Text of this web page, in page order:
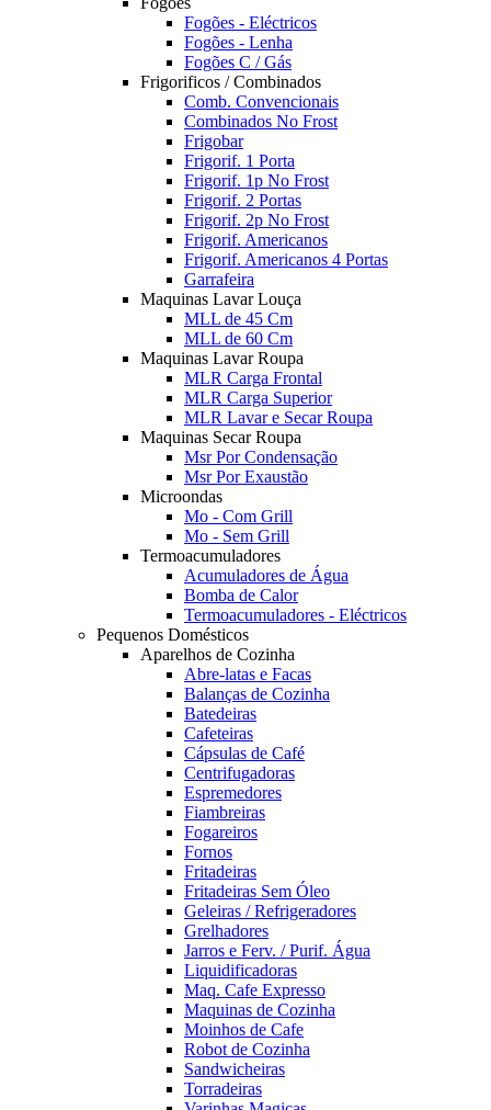
Fogões - Eléctricos
Fogões - Lenha
Fogões C / Gás
Frigorificos / Combinados
Comb. Convencionais
Combinados No Frost
Frigobar
Frigorif. 1 Porta
Frigorif. 1p No Frost
Frigorif. 2 Portas
Frigorif. 2p No Frost
Frigorif. Americanos
Frigorif. Americanos 4 Portas
Garrafeira
Maquinas Lavar Louça
MLL de 45 Cm
MLL de 60 Cm
Maquinas Lavar Roupa
MLR Carga Frontal
MLR Carga Superior
MLR Lavar e Secar Roupa
Maquinas Secar Roupa
Msr Por Condensação
Msr Por Exaustão
Microondas
Mo - Com Grill
Mo - Sem Grill
Termoacumuladores
Acumuladores de Água
Bomba de Calor
Termoacumuladores - Eléctricos
Pequenos Domésticos
Aparelhos de Cozinha
Abre-latas e Facas
Balanças de Cozinha
Batedeiras
Cafeteiras
Cápsulas de Café
Centrifugadoras
Espremedores
Fiambreiras
Fogareiros
Fornos
Fritadeiras
Fritadeiras Sem Óleo
Geleiras / Refrigeradores
Grelhadores
Jarros e Ferv. / Purif. Água
Liquidificadoras
Maq. Cafe Expresso
Maquinas de Cozinha
Moinhos de Cafe
Robot de Cozinha
Sandwicheiras
Torradeiras